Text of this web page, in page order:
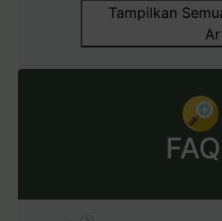
Tampilkan